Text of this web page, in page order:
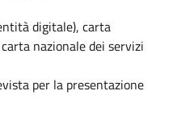
digitale), carta
nazionale dei servizi
per la presentazione